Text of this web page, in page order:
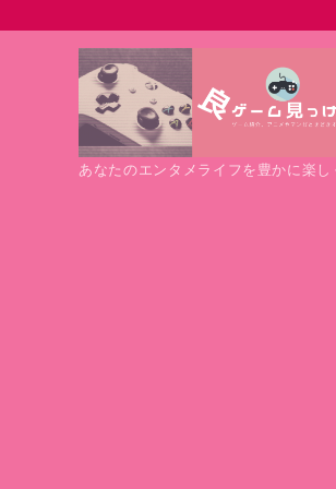
あなたのエンタメライフを豊かに楽